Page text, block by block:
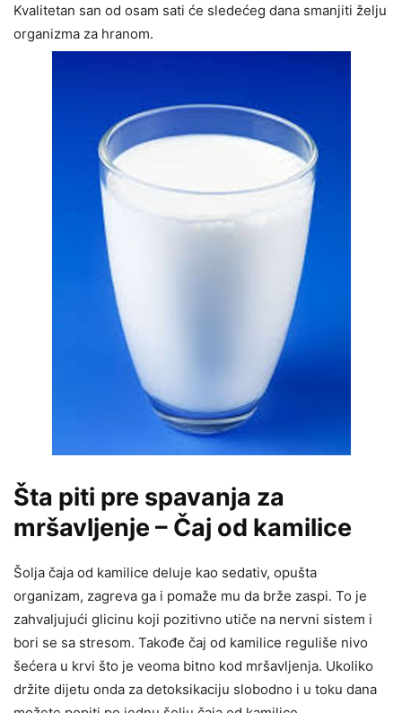
Kvalitetan san od osam sati će sledećeg dana smanjiti želju
organizma za hranom.
Šta piti pre spavanja za
mršavljenje – Čaj od kamilice
Šolja čaja od kamilice deluje kao sedativ, opušta
organizam, zagreva ga i pomaže mu da brže zaspi. To je
zahvaljujući glicinu koji pozitivno utiče na nervni sistem i
bori se sa stresom. Takođe čaj od kamilice reguliše nivo
šećera u krvi što je veoma bitno kod mršavljenja. Ukoliko
držite dijetu onda za detoksikaciju slobodno i u toku dana